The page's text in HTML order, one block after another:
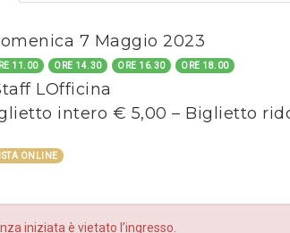
7 Maggio 2023
11.00 ORE 14.30 ORE 16.30 ORE 18.00
LOfficina
intero € 5,00 – Biglietto
ONLINE
iniziata è vietato l’ingresso.